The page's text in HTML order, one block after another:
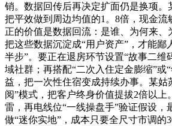
销。数据回传后再决定扩面仍是换项。
把平效做到周边均值的1。8倍，现金
正的价值是数据回流：是谁、为何来、
把这些数据沉淀成“用户资产”，才能鄙
半步”。要正在退房环节设置“故事二维
域社群；再搭配“二次入住定金膨缩”或
益，把一次性住宿变成持续办事。某姑
阅”模式，把客户终身价值提拔2倍以上
雷，再电线位“一线操盘手”验证假设，
做“迷你实地”，成本只要全尺寸市调的